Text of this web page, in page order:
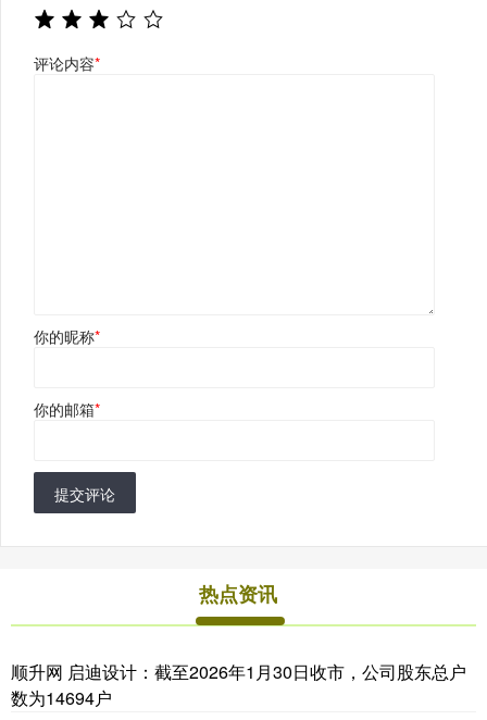
评论内容*
你的昵称*
你的邮箱*
提交评论
热点资讯
顺升网 启迪设计：截至2026年1月30日收市，公司股东总户
数为14694户